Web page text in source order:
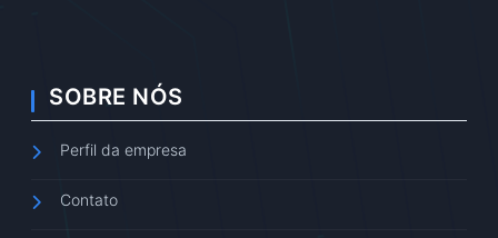
SOBRE NÓS
Perfil da empresa
Contato